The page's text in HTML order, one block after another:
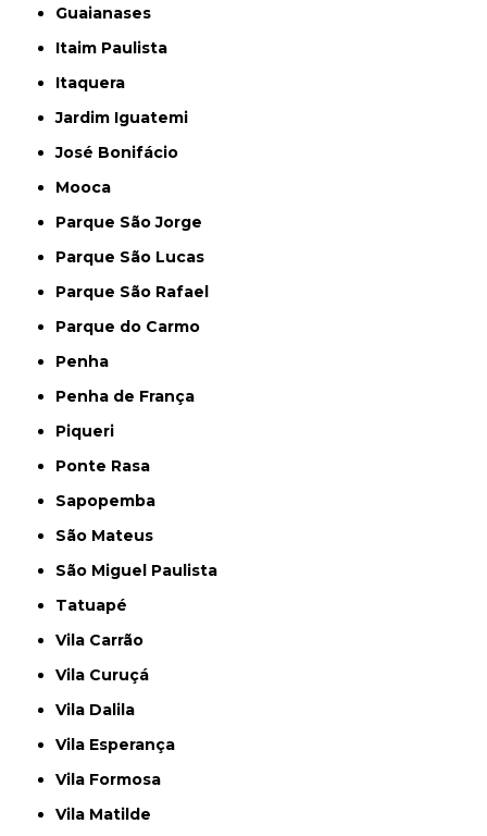
Guaianases
Itaim Paulista
Itaquera
Jardim Iguatemi
José Bonifácio
Mooca
Parque São Jorge
Parque São Lucas
Parque São Rafael
Parque do Carmo
Penha
Penha de França
Piqueri
Ponte Rasa
Sapopemba
São Mateus
São Miguel Paulista
Tatuapé
Vila Carrão
Vila Curuçá
Vila Dalila
Vila Esperança
Vila Formosa
Vila Matilde